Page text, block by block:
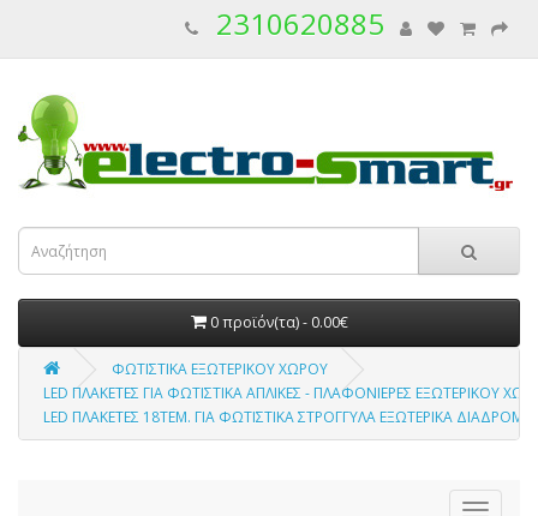
2310620885
0 προϊόν(τα) - 0.00€
ΦΩΤΙΣΤΙΚΑ ΕΞΩΤΕΡΙΚΟΥ ΧΩΡΟΥ
LED ΠΛΑΚΕΤΕΣ ΓΙΑ ΦΩΤΙΣΤΙΚΑ ΑΠΛΙΚΕΣ - ΠΛΑΦΟΝΙΕΡΕΣ ΕΞΩΤΕΡΙΚΟΥ
LED ΠΛΑΚΕΤΕΣ 18ΤΕΜ. ΓΙΑ ΦΩΤΙΣΤΙΚΑ ΣΤΡΟΓΓΥΛΑ ΕΞΩΤΕΡΙΚΑ